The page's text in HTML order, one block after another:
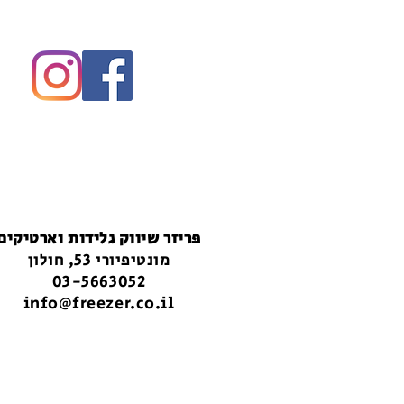
פריזר שיווק גלידות
מונטיפיורי 53, חולון
03-5663052
info@freezer.co.il